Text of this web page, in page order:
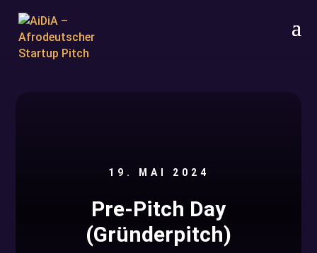
19. MAI 2024
Pre-Pitch Day
(Gründerpitch)